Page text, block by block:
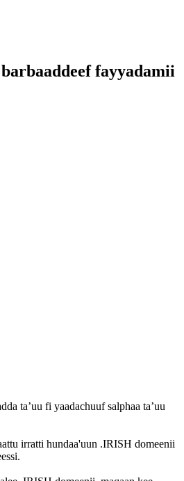
fayyadamii
ta’uu fi yaadachuuf salphaa ta’uu
irratti hundaa'uun .IRISH domeenii